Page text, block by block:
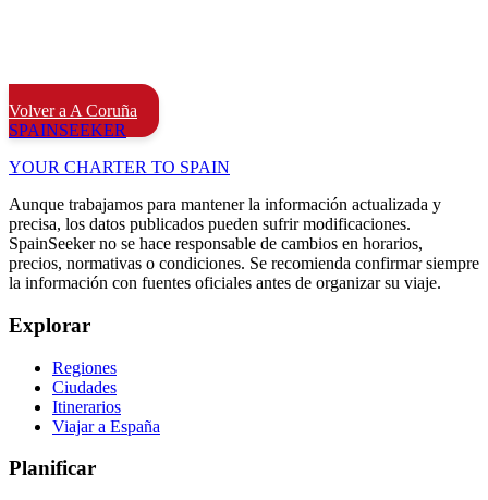
Volver a A Coruña
SPAINSEEKER
YOUR CHARTER TO SPAIN
Aunque trabajamos para mantener la información actualizada y
precisa, los datos publicados pueden sufrir modificaciones.
SpainSeeker no se hace responsable de cambios en horarios,
precios, normativas o condiciones. Se recomienda confirmar siempre
la información con fuentes oficiales antes de organizar su viaje.
Explorar
Regiones
Ciudades
Itinerarios
Viajar a España
Planificar